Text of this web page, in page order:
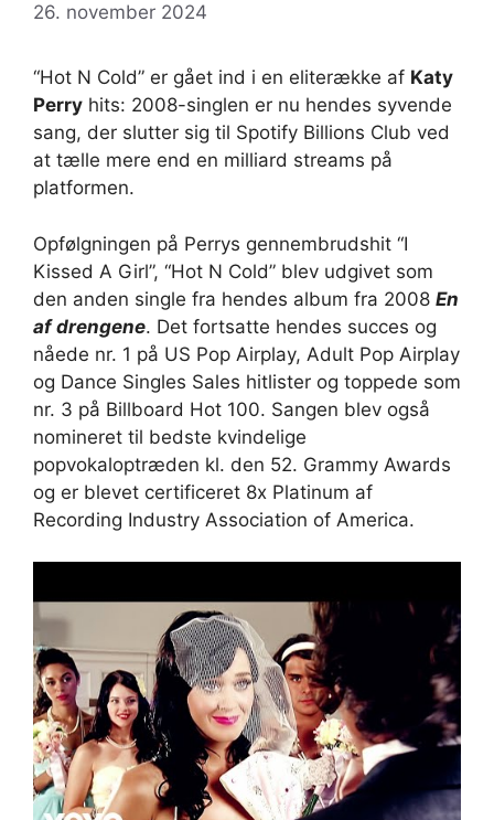
26. november 2024
“Hot N Cold” er gået ind i en eliterække af Katy
Perry hits: 2008-singlen er nu hendes syvende
sang, der slutter sig til Spotify Billions Club ved
at tælle mere end en milliard streams på
platformen.
Opfølgningen på Perrys gennembrudshit “I
Kissed A Girl”, “Hot N Cold” blev udgivet som
den anden single fra hendes album fra 2008 En
af drengene. Det fortsatte hendes succes og
nåede nr. 1 på US Pop Airplay, Adult Pop Airplay
og Dance Singles Sales hitlister og toppede som
nr. 3 på Billboard Hot 100. Sangen blev også
nomineret til bedste kvindelige
popvokaloptræden kl. den 52. Grammy Awards
og er blevet certificeret 8x Platinum af
Recording Industry Association of America.